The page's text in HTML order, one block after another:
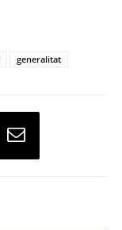
generalitat